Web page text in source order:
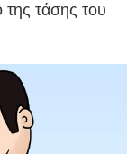
της τάσης του